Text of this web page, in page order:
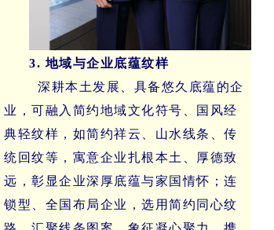
3. 地域与企业底蕴纹样
深耕本土发展、具备悠久底蕴的企
业，可融入简约地域文化符号、国风经
典轻纹样，如简约祥云、山水线条、传
统回纹等，寓意企业扎根本土、厚德致
远，彰显企业深厚底蕴与家国情怀；连
锁型、全国布局企业，选用简约同心纹